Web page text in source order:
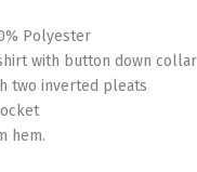
Polyester
with button down collar
two inverted pleats
hem.